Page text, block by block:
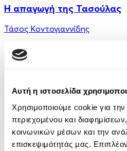
Αυτή η ιστοσελίδα
Χρησιμοποιούμε cookie για την
περιεχομένου και
κοινωνικών μέσων και την
επισκεψιμότητάς μας.
Η απαγωγή της Τασούλας
Τάσος Κοντογιαννίδης
9.99€
eBook